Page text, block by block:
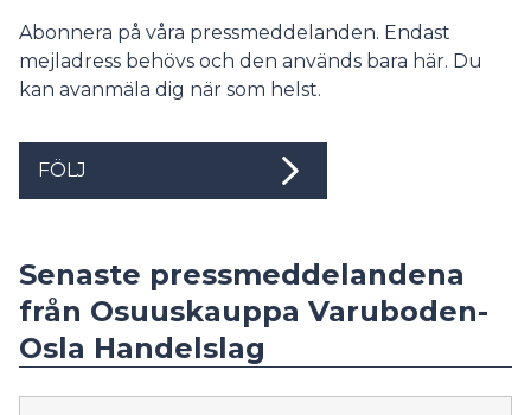
Abonnera på våra pressmeddelanden. Endast
mejladress behövs och den används bara här. Du
kan avanmäla dig när som helst.
FÖLJ
Senaste pressmeddelandena
från Osuuskauppa Varuboden-
Osla Handelslag